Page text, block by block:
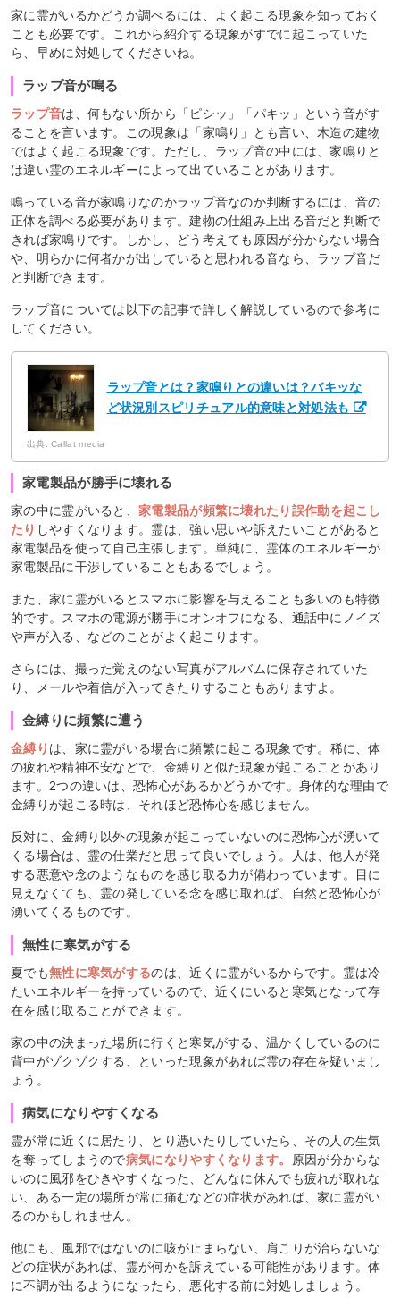
家に霊がいるかどうか調べるには、よく起こる現象を知っておく
ことも必要です。これから紹介する現象がすでに起こっていた
ら、早めに対処してくださいね。
ラップ音が鳴る
ラップ音は、何もない所から「ピシッ」「パキッ」という音がす
ることを言います。この現象は「家鳴り」とも言い、木造の建物
ではよく起こる現象です。ただし、ラップ音の中には、家鳴りと
は違い霊のエネルギーによって出ていることがあります。
鳴っている音が家鳴りなのかラップ音なのか判断するには、音の
正体を調べる必要があります。建物の仕組み上出る音だと判断で
きれば家鳴りです。しかし、どう考えても原因が分からない場合
や、明らかに何者かが出していると思われる音なら、ラップ音だ
と判断できます。
ラップ音については以下の記事で詳しく解説しているので参考に
してください。
ラップ音とは？家鳴りとの違いは？バキッな
ど状況別スピリチュアル的意味と対処法も
出典: Callat media
家電製品が勝手に壊れる
家の中に霊がいると、 家電製品が頻繁に壊れたり誤作動を起こし
たり しやすくなります。霊は、強い思いや訴えたいことがあると
家電製品を使って自己主張します。単純に、霊体のエネルギーが
家電製品に干渉していることもあるでしょう。
また、家に霊がいるとスマホに影響を与えることも多いのも特徴
的です。スマホの電源が勝手にオンオフになる、通話中にノイズ
や声が入る、などのことがよく起こります。
さらには、撮った覚えのない写真がアルバムに保存されていた
り、メールや着信が入ってきたりすることもありますよ。
金縛りに頻繁に遭う
金縛り は、家に霊がいる場合に頻繁に起こる現象です。稀に、体
の疲れや精神不安などで、金縛りと似た現象が起こることがあり
ます。2つの違いは、恐怖心があるかどうかです。身体的な理由で
金縛りが起こる時は、それほど恐怖心を感じません。
反対に、金縛り以外の現象が起こっていないのに恐怖心が湧いて
くる場合は、霊の仕業だと思って良いでしょう。人は、他人が発
する悪意や念のようなものを感じ取る力が備わっています。目に
見えなくても、霊の発している念を感じ取れば、自然と恐怖心が
湧いてくるものです。
無性に寒気がする
夏でも無性に寒気がするのは、近くに霊がいるからです。霊は冷
たいエネルギーを持っているので、近くにいると寒気となって存
在を感じ取ることができます。
家の中の決まった場所に行くと寒気がする、温かくしているのに
背中がゾクゾクする、といった現象があれば霊の存在を疑いまし
ょう。
病気になりやすくなる
霊が常に近くに居たり、とり憑いたりしていたら、その人の生気
を奪ってしまうので病気になりやすくなります。 原因が分からな
いのに風邪をひきやすくなった、どんなに休んでも疲れが取れな
い、ある一定の場所が常に痛むなどの症状があれば、家に霊がい
るのかもしれません。
他にも、風邪ではないのに咳が止まらない、肩こりが治らないな
どの症状があれば、霊が何かを訴えている可能性があります。体
に不調が出るようになったら、悪化する前に対処しましょう。